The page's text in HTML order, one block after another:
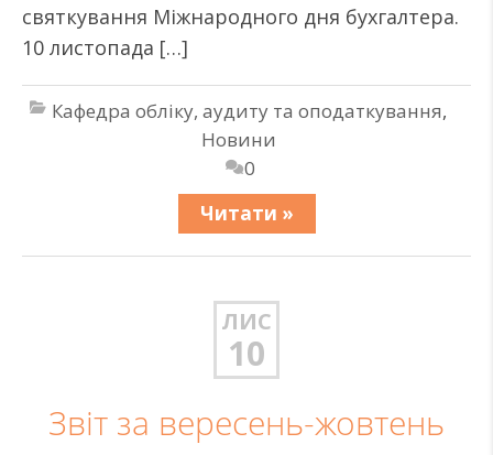
святкування Міжнародного дня бухгалтера.
10 листопада […]
Кафедра обліку, аудиту та оподаткування,
Новини
0
Читати »
ЛИС
10
Звіт за вересень-жовтень